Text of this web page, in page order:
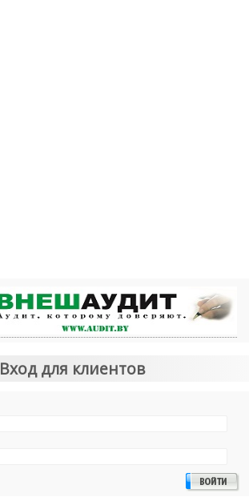
Вход для клиентов